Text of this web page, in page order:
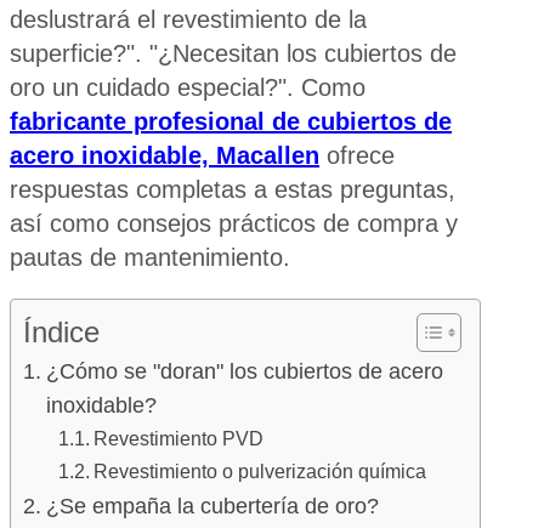
deslustrará el revestimiento de la
superficie?". "¿Necesitan los cubiertos de
oro un cuidado especial?". Como
fabricante profesional de cubiertos de
acero inoxidable, Macallen ofrece
respuestas completas a estas preguntas,
así como consejos prácticos de compra y
pautas de mantenimiento.
Índice
¿Cómo se "doran" los cubiertos de acero
inoxidable?
Revestimiento PVD
Revestimiento o pulverización química
¿Se empaña la cubertería de oro?